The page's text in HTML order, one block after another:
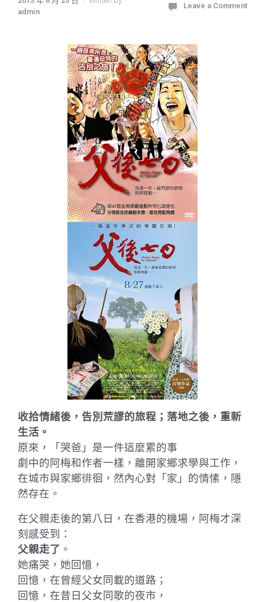
admin
Leave a Comment
收拾情緒後，告別荒謬的旅程；落地之後，重新
生活。
原來，「哭爸」是一件這麼累的事
劇中的阿梅和作者一樣，離開家鄉求學與工作，
在城市與家鄉徘徊，然內心對「家」的情愫，隱
然存在。
在父親走後的第八日，在香港的機場，阿梅才深
刻感受到：
父親走了 。
她痛哭，她回憶，
回憶，在曾經父女同載的道路；
回憶，在昔日父女同歌的夜市，